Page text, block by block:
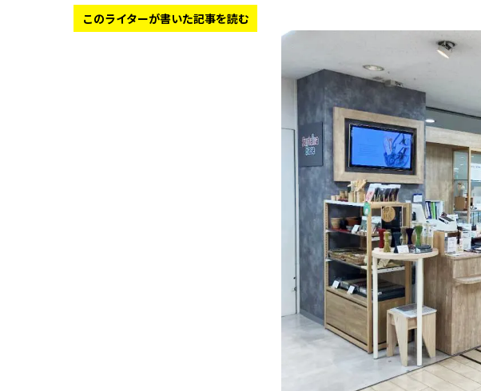
このライターが書いた記事を読む